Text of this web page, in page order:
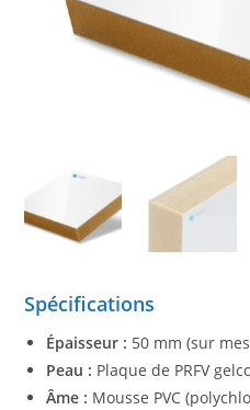
Spécifications
Épaisseur : 50 mm (sur
Peau : Plaque de PRFV
Âme : Mousse PVC